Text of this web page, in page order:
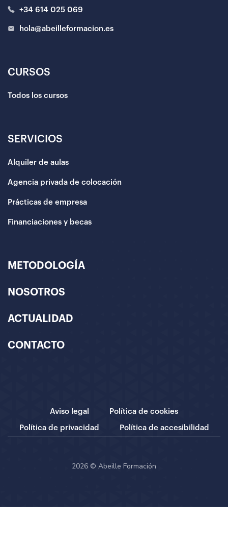
+34 614 025 069
hola@abeilleformacion.es
CURSOS
Todos los cursos
SERVICIOS
Alquiler de aulas
Agencia privada de colocación
Prácticas de empresa
Financiaciones y becas
METODOLOGÍA
NOSOTROS
ACTUALIDAD
CONTACTO
Aviso legal Política de cookies
Política de privacidad Política de accesibilidad
2026 © Abeille Formación